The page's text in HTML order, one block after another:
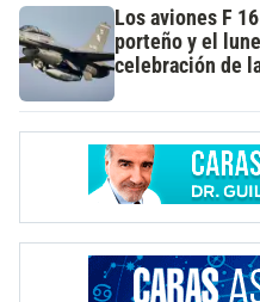
Los aviones F
porteño y el
celebración de